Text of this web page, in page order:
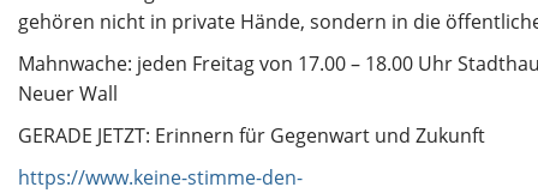
gehören nicht in private Hände, sondern in die
Mahnwache: jeden Freitag von 17.00 – 18.00 Uhr
Neuer Wall
GERADE JETZT: Erinnern für Gegenwart und Zukunft
https://www.keine-stimme-den-